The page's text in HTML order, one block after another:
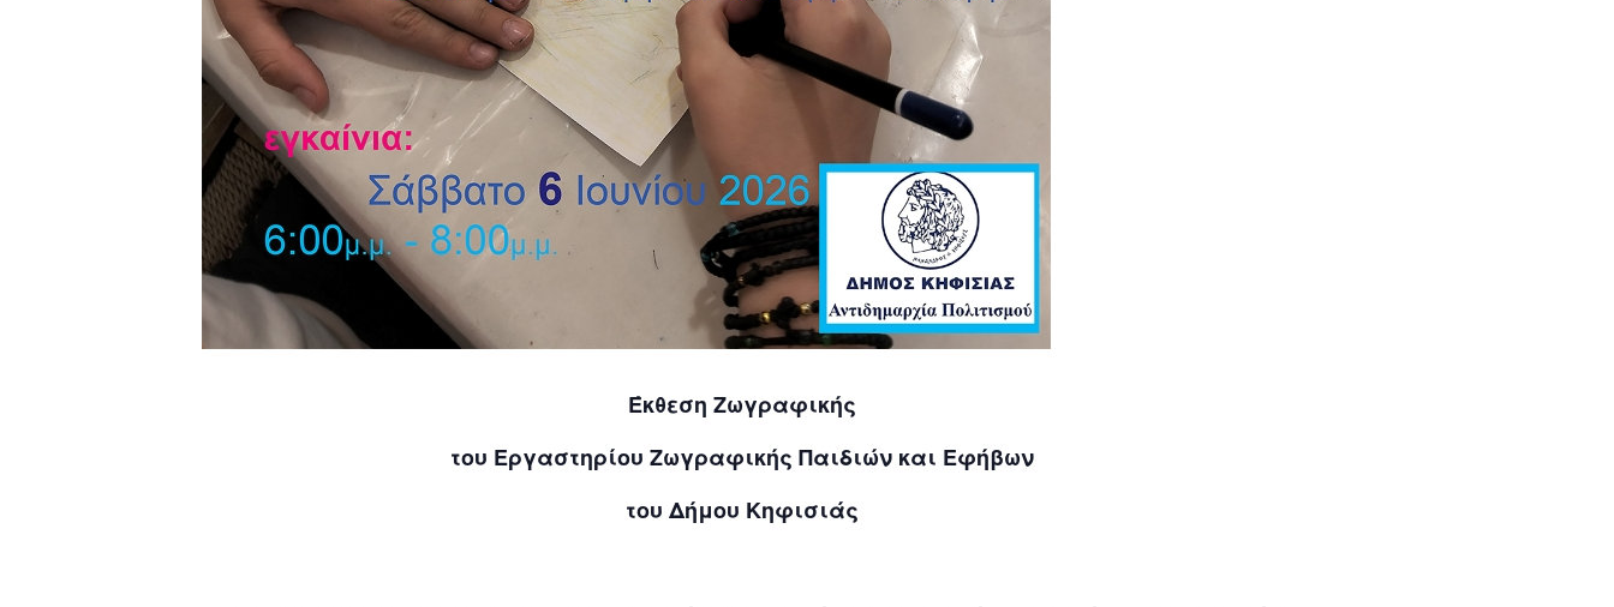
Έκθεση Ζωγραφικής
του Εργαστηρίου Ζωγραφικής Παιδιών και Εφήβων
του Δήμου Κηφισιάς